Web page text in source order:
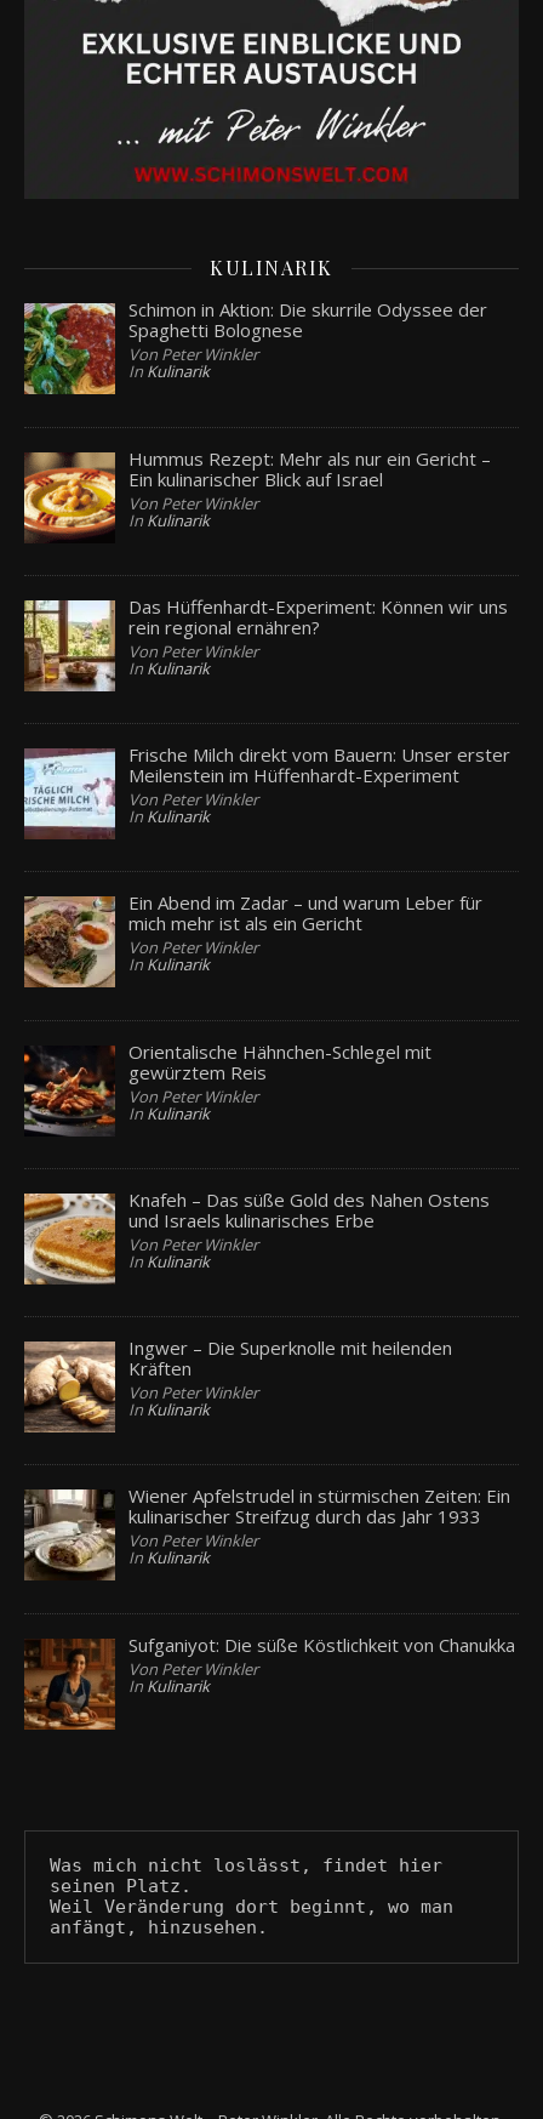
KULINARIK
Schimon in Aktion: Die skurrile Odyssee der
Spaghetti Bolognese
Von Peter Winkler
In Kulinarik
Hummus Rezept: Mehr als nur ein Gericht –
Ein kulinarischer Blick auf Israel
Von Peter Winkler
In Kulinarik
Das Hüffenhardt-Experiment: Können wir uns
rein regional ernähren?
Von Peter Winkler
In Kulinarik
Frische Milch direkt vom Bauern: Unser erster
Meilenstein im Hüffenhardt-Experiment
Von Peter Winkler
In Kulinarik
Ein Abend im Zadar – und warum Leber für
mich mehr ist als ein Gericht
Von Peter Winkler
In Kulinarik
Orientalische Hähnchen-Schlegel mit
gewürztem Reis
Von Peter Winkler
In Kulinarik
Knafeh – Das süße Gold des Nahen Ostens
und Israels kulinarisches Erbe
Von Peter Winkler
In Kulinarik
Ingwer – Die Superknolle mit heilenden
Kräften
Von Peter Winkler
In Kulinarik
Wiener Apfelstrudel in stürmischen Zeiten: Ein
kulinarischer Streifzug durch das Jahr 1933
Von Peter Winkler
In Kulinarik
Sufganiyot: Die süße Köstlichkeit von Chanukka
Von Peter Winkler
In Kulinarik
Was mich nicht loslässt, findet hier
seinen Platz.
Weil Veränderung dort beginnt, wo man
anfängt, hinzusehen.